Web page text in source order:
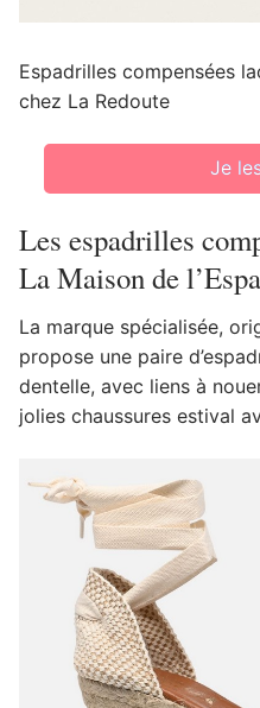
Espadrilles compensées
chez La Redoute
Je
Les espadrilles
La Maison de
La marque spécialisée,
propose une paire
dentelle, avec liens à
jolies chaussures estival